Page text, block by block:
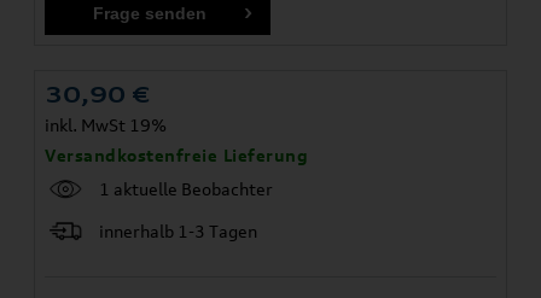
30,90 €
inkl. MwSt 19%
Versandkostenfreie Lieferung
1 aktuelle Beobachter
innerhalb 1-3 Tagen